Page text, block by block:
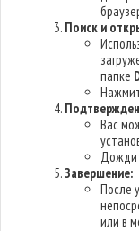
Поиск и
папке
Вас
Завершение:
После
или в